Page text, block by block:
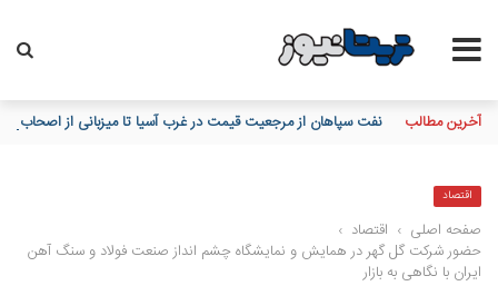
آخرین مطالب نفت سپاهان از مرجعیت قیمت در غرب آسیا تا میزبانی از اصحاب
اقتصاد
صفحه اصلی › اقتصاد ›
حضور شرکت گل گهر در همایش و نمایشگاه چشم انداز صنعت فولاد و سنگ آهن
ایران با نگاهی به بازار